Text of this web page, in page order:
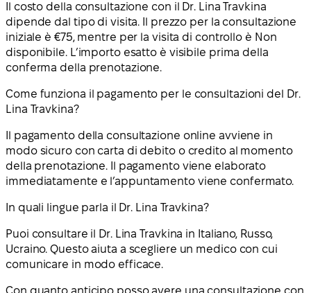
Il costo della consultazione con il Dr. Lina Travkina
dipende dal tipo di visita. Il prezzo per la consultazione
iniziale è €75, mentre per la visita di controllo è Non
disponibile. L’importo esatto è visibile prima della
conferma della prenotazione.
Come funziona il pagamento per le consultazioni del Dr.
Lina Travkina?
Il pagamento della consultazione online avviene in
modo sicuro con carta di debito o credito al momento
della prenotazione. Il pagamento viene elaborato
immediatamente e l’appuntamento viene confermato.
In quali lingue parla il Dr. Lina Travkina?
Puoi consultare il Dr. Lina Travkina in Italiano, Russo,
Ucraino. Questo aiuta a scegliere un medico con cui
comunicare in modo efficace.